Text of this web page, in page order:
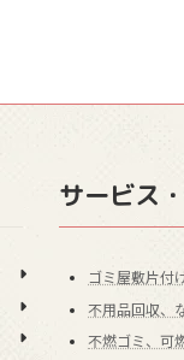
サービス
ゴミ屋敷片付
不用品回収、
不燃ゴミ、可